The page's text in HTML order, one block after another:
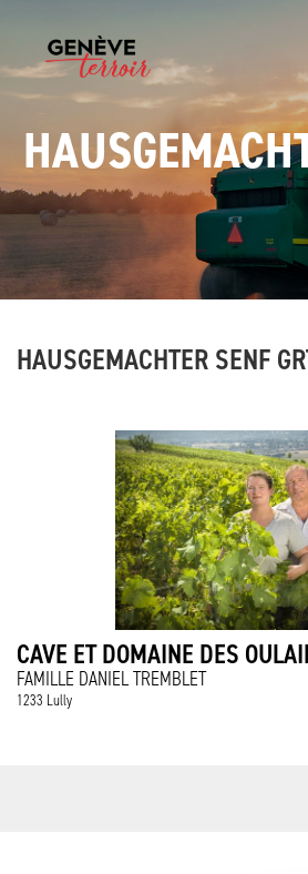
HAUSGEMACHTER SENF
CAVE ET DOMAINE DES
FAMILLE DANIEL TREMBLET
1233 Lully